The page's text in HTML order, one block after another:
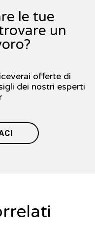
le tue
un
offerte di
dei nostri esperti